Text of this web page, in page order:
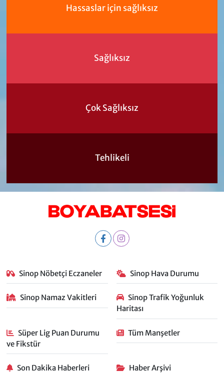
Hassaslar için sağlıksız
Sağlıksız
Çok Sağlıksız
Tehlikeli
Sinop Nöbetçi Eczaneler Sinop Hava Durumu
Sinop Namaz Vakitleri
Sinop Trafik Yoğunluk
Haritası
Süper Lig Puan Durumu
ve Fikstür
Tüm Manşetler
Son Dakika Haberleri Haber Arşivi